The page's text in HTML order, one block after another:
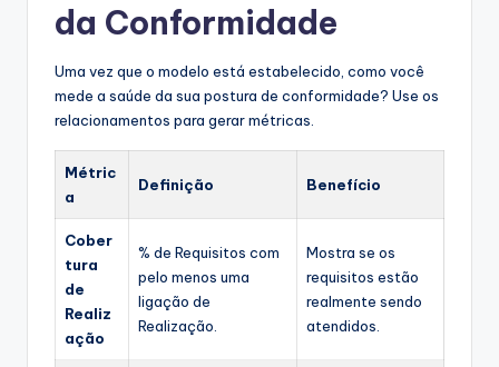
da Conformidade
Uma vez que o modelo está estabelecido, como você
mede a saúde da sua postura de conformidade? Use os
relacionamentos para gerar métricas.
Métric
a
Definição Benefício
Cober
tura
de
Realiz
ação
% de Requisitos com
pelo menos uma
ligação de
Realização.
Mostra se os
requisitos estão
realmente sendo
atendidos.